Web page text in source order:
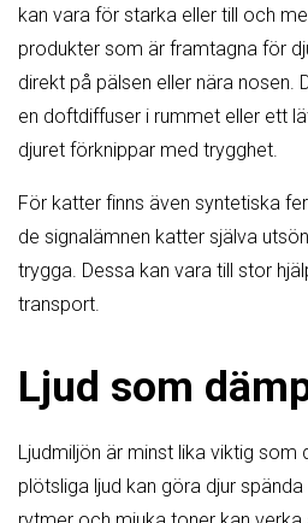
kan vara för starka eller till och
produkter som är framtagna för
direkt på pälsen eller nära nosen.
en doftdiffuser i rummet eller ett
djuret förknippar med trygghet.
För katter finns även syntetiska
de signalämnen katter själva
trygga. Dessa kan vara till stor
transport.
Ljud som
Ljudmiljön är minst lika viktig som
plötsliga ljud kan göra djur